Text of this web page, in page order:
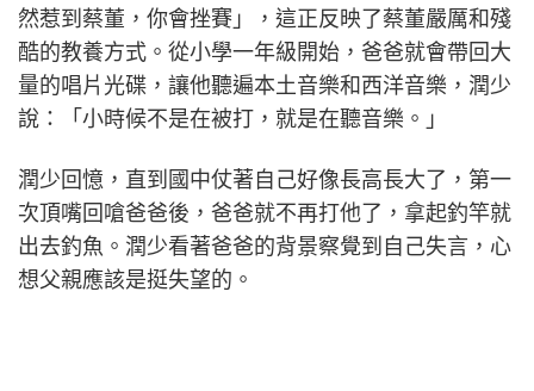
然惹到蔡董，你會挫賽」，這正反映了蔡董嚴厲和殘
酷的教養方式。從小學一年級開始，爸爸就會帶回大
量的唱片光碟，讓他聽遍本土音樂和西洋音樂，潤少
說：「小時候不是在被打，就是在聽音樂。」
潤少回憶，直到國中仗著自己好像長高長大了，第一
次頂嘴回嗆爸爸後，爸爸就不再打他了，拿起釣竿就
出去釣魚。潤少看著爸爸的背景察覺到自己失言，心
想父親應該是挺失望的。